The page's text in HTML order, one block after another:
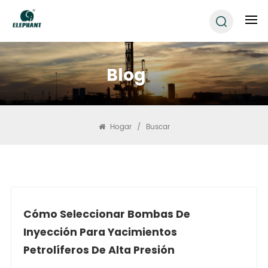
Blog
Hogar / Buscar
Cómo Seleccionar Bombas De
Inyección Para Yacimientos
Petrolíferos De Alta Presión